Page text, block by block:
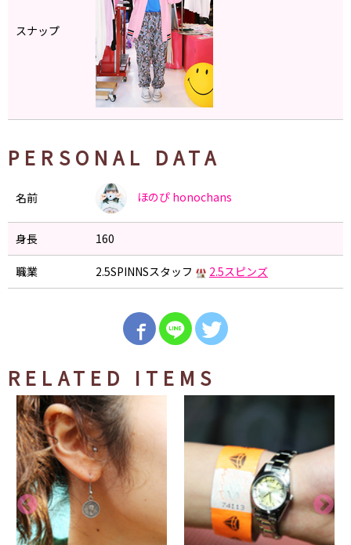
スナップ
PERSONAL DATA
名前 ほのぴ honochans
身長 160
職業 2.5SPINNSスタッフ 2.5スピンズ
RELATED ITEMS